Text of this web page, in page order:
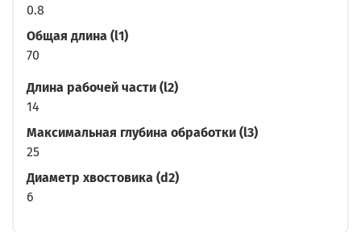
0.8
Общая длина (l1)
70
Длина рабочей части (l2)
14
Максимальная глубина обработки (l3)
25
Диаметр хвостовика (d2)
6